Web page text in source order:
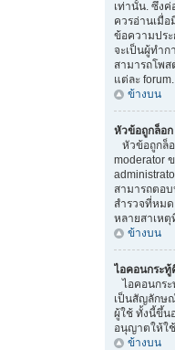
เท่านั้น. ซึ่ง
ควรอ่านเมื่อ
ข้อความประ
จะเป็นผู้ทำ
สามารถโพ
แต่ละ forum.
ข้างบน
หัวข้อถูกล็อก
หัวข้อถูกล็
moderator
สามารถตอ
สำรวจที่หม
หลายสาเห
ข้างบน
ไอคอนกระทู้
ไอคอนกระ
เป็นสัญลักษ
ผู้ใช้ ทั้งนี้ขึ้น
อนุญาตให้ใ
ข้างบน